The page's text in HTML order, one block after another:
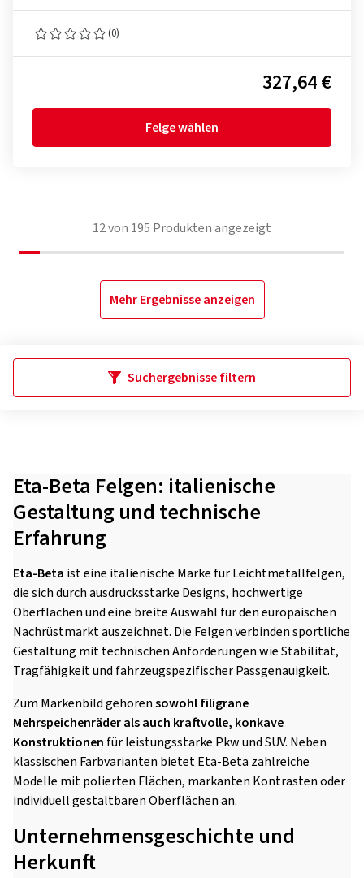
(0)
327,64 €
Felge wählen
12von 195 Produkten angezeigt
Mehr Ergebnisse anzeigen
Suchergebnisse filtern
Eta-Beta Felgen: italienische
Gestaltung und technische
Erfahrung
Eta-Beta ist eine italienische Marke für Leichtmetallfelgen,
die sich durch ausdrucksstarke Designs, hochwertige
Oberflächen und eine breite Auswahl für den europäischen
Nachrüstmarkt auszeichnet. Die Felgen verbinden sportliche
Gestaltung mit technischen Anforderungen wie Stabilität,
Tragfähigkeit und fahrzeugspezifischer Passgenauigkeit.
Zum Markenbild gehörensowohl filigrane
Mehrspeichenräder als auch kraftvolle, konkave
Konstruktionen für leistungsstarke Pkw und SUV. Neben
klassischen Farbvarianten bietet Eta-Beta zahlreiche
Modelle mit polierten Flächen, markanten Kontrasten oder
individuell gestaltbaren Oberflächen an.
Unternehmensgeschichte und
Herkunft